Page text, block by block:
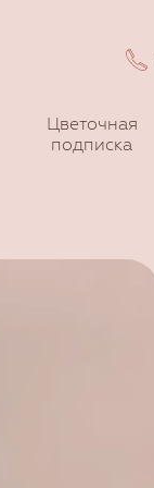
Цветочная
подписка